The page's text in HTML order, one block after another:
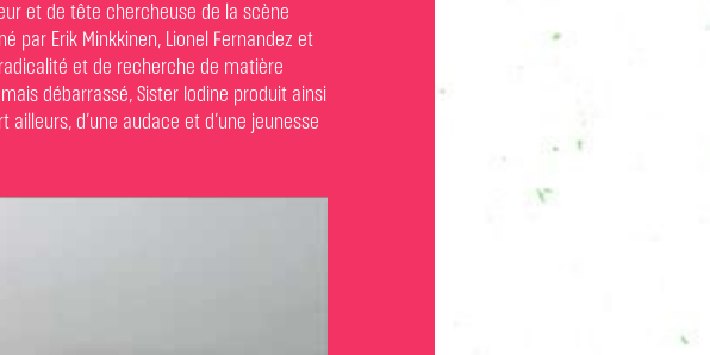
et de tête chercheuse de la scène
par Erik Minkkinen, Lionel Fernandez et
et de recherche de matière
débarrassé, Sister Iodine produit ainsi
ailleurs, d’une audace et d’une jeunesse